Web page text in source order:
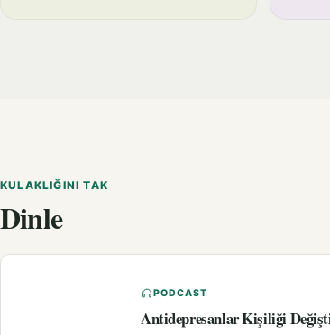
KULAKLIĞINI TAK
Dinle
PODCAST
Antidepresanlar Kişiliği